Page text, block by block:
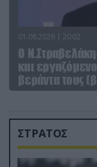
01.08.2026 | 20:02
Ο
και
βεράντα τους
ΣΤΡΑΤΟΣ